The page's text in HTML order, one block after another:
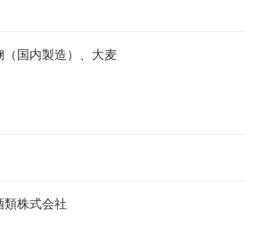
（国内製造）、大麦
類株式会社